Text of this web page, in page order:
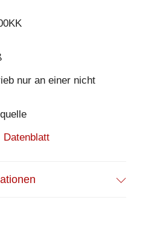
nur an einer nicht
Datenblatt